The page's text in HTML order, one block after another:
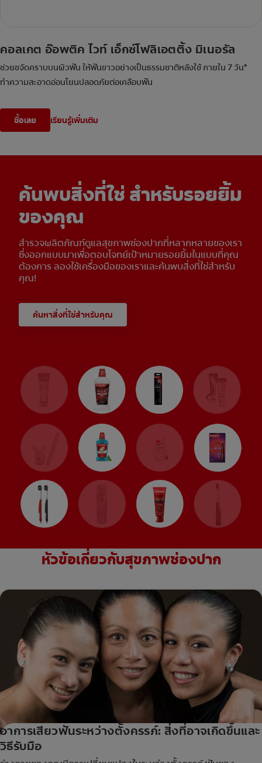
คอลเกต อ๊อพติค ไวท์ เอ็กซ์โฟลิเอตติ้ง มิเนอรัล
ช่วยขจัดคราบบนผิวฟัน ให้ฟันขาวอย่างเป็นธรรมชาติหลังใช้ ภายใน 7 วัน*
ทำความสะอาดอ่อนโยนปลอดภัยต่อเคลือบฟัน
ซื้อเลย เรียนรู้เพิ่มเติม
ค้นพบสิ่งที่ใช่ สำหรับรอยยิ้ม
ของคุณ
สำรวจผลิตภัณฑ์ดูแลสุขภาพช่องปากที่หลากหลายของเรา
ซึ่งออกแบบมาเพื่อตอบโจทย์เป้าหมายรอยยิ้มในแบบที่คุณ
ต้องการ ลองใช้เครื่องมือของเราและค้นพบสิ่งที่ใช่สำหรับ
คุณ!
ค้นหาสิ่งที่ใช่สำหรับคุณ
หัวข้อเกี่ยวกับสุขภาพช่องปาก
อาการเสียวฟันระหว่างตั้งครรภ์: สิ่งที่อาจเกิดขึ้นและ
วิธีรับมือ